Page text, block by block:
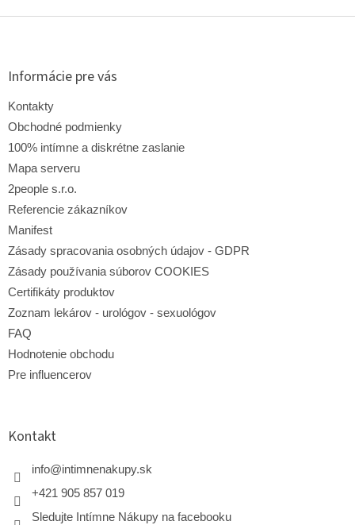
Z
Informácie pre vás
Kontakty
Obchodné podmienky
100% intímne a diskrétne zaslanie
Mapa serveru
2people s.r.o.
Referencie zákazníkov
Manifest
Zásady spracovania osobných údajov - GDPR
Zásady používania súborov COOKIES
Certifikáty produktov
Zoznam lekárov - urológov - sexuológov
FAQ
Hodnotenie obchodu
Pre influencerov
Kontakt
info@intimnenakupy.sk
+421 905 857 019
Sledujte Intímne Nákupy na facebooku